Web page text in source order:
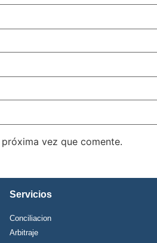
vez que comente.
Servicios
Conciliacion
Arbitraje